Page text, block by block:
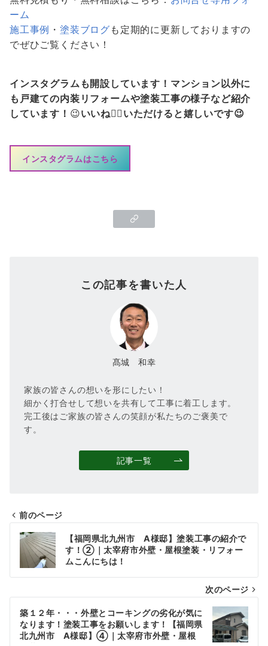
ーム
施工事例 ・塗装ブログ も定期的に更新しておりますの
でぜひご覧ください！
インスタグラムも開設しています！マンション以外に
も戸建ての内装リフォームや塗装工事の様子など紹介
しています！ 😉いいね👍🏻いただけると嬉しいです😉
インスタグラムはこちら
この記事を書いた人
髙城 和幸
家族の皆さんの想いを形にしたい！
細かく打合せして想いを共有して工事に着工します。
完工後はご家族の皆さんの笑顔が私たちのご褒美で
す。
記事一覧
投
稿
ナ
ビ
ゲ
ー
前のページ
【福岡県北九州市 A様邸】塗装工事の紹介で
す！②｜太宰府市外壁・屋根塗装・リフォー
ムこんにちは！
次のページ
築１２年・・・外壁とコーキングの劣化が気に
なります！塗装工事をお願いします！【福岡県
北九州市 A様邸】④｜太宰府市外壁・屋根